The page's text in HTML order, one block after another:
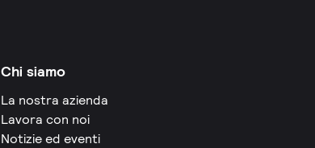
Chi siamo
La nostra azienda
Lavora con noi
Notizie ed eventi